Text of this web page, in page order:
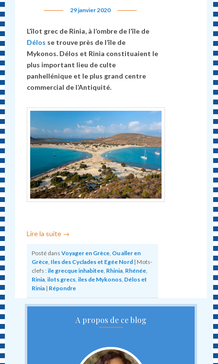
29 janvier 2020
L’îlot grec de Rinia, à l’ombre de l’île de
Délos se trouve près de l’île de
Mykonos. Délos et Rinia constituaient le
plus important lieu de culte
panhellénique et le plus grand centre
commercial de l’Antiquité.
Lire la suite →
Posté dans Voyager en Grèce, Ou aller en
Grèce, Iles des Cyclades et Egée Nord | Mots-
clefs : ile grecque inhabitee, Rhinia, Rhénée,
Rinia,ilots grecs,iles de Mykonos, Délos et
Rinia | Répondre
A propos de ce blog